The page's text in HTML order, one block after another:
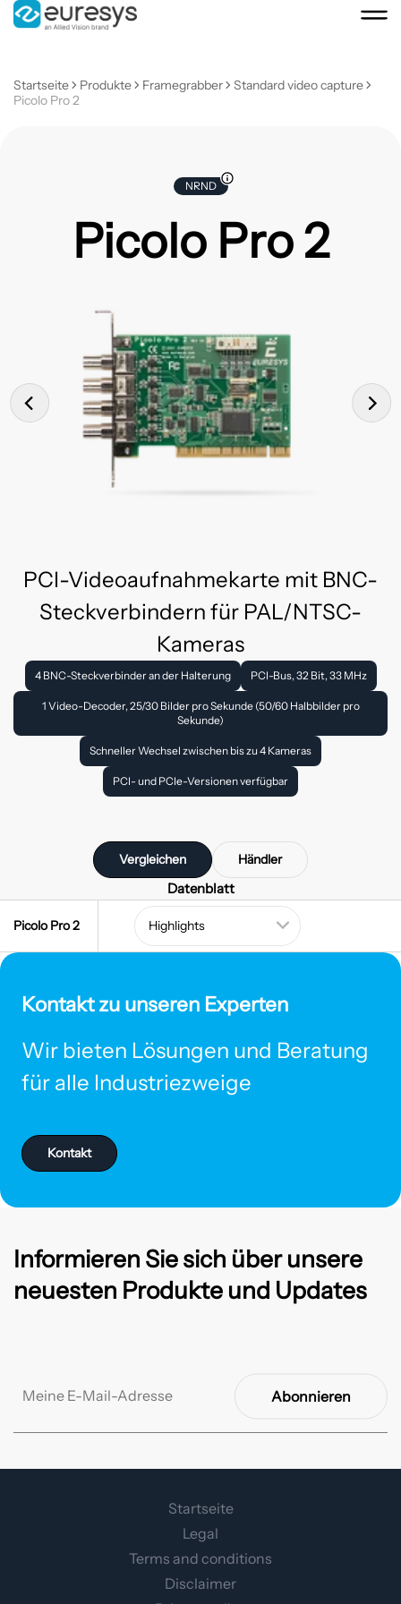
Startseite Produkte Framegrabber
Standard video capture
Picolo Pro 2
NRND
Picolo Pro 2
PCI-Videoaufnahmekarte mit BNC-
Steckverbindern für PAL/NTSC-
Kameras
4 BNC-Steckverbinder an der Halterung PCI-Bus, 32 Bit, 33 MHz
1 Video-Decoder, 25/30 Bilder pro Sekunde (50/60 Halbbilder pro
Sekunde)
Schneller Wechsel zwischen bis zu 4 Kameras
PCI- und PCIe-Versionen verfügbar
Datenblatt
Vergleichen Händler
Picolo Pro 2
Kontakt zu unseren Experten
Wir bieten Lösungen und Beratung
für alle Industriezweige
Kontakt
Informieren Sie sich über unsere
neuesten Produkte und Updates
Abonnieren
Startseite
Legal
Terms and conditions
Disclaimer